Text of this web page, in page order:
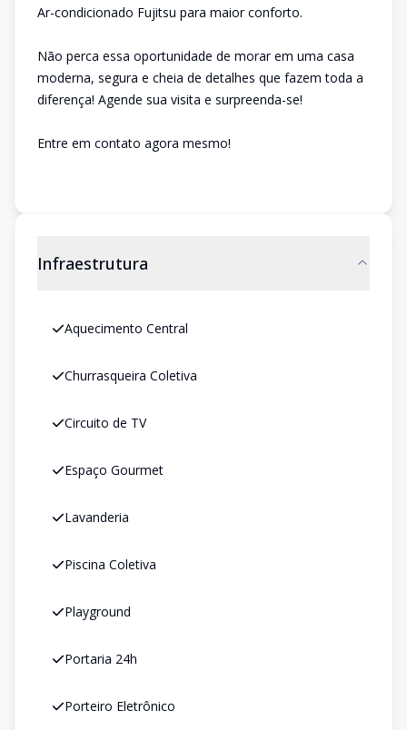
Ar-condicionado Fujitsu para maior conforto.
Não perca essa oportunidade de morar em uma casa
moderna, segura e cheia de detalhes que fazem toda a
diferença! Agende sua visita e surpreenda-se!
Entre em contato agora mesmo!
Infraestrutura
Aquecimento Central
Churrasqueira Coletiva
Circuito de TV
Espaço Gourmet
Lavanderia
Piscina Coletiva
Playground
Portaria 24h
Porteiro Eletrônico